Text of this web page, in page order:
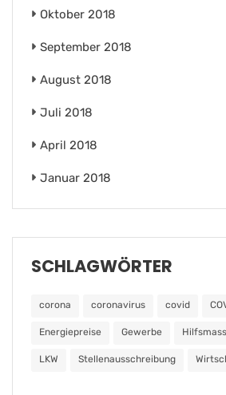
Oktober 2018
September 2018
August 2018
Juli 2018
April 2018
Januar 2018
SCHLAGWÖRTER
corona coronavirus covid
Energiepreise Gewerbe
LKW Stellenausschreibung